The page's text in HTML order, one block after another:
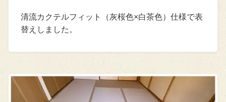
清流カクテルフィット（灰桜色×白茶色）仕様で表
替えしました。